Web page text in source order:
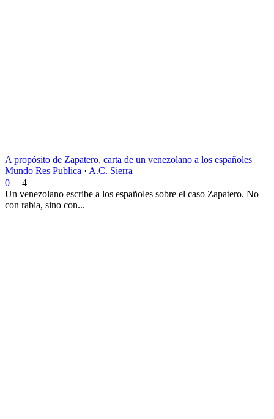
A propósito de Zapatero, carta de un venezolano a los españoles
Mundo Res Publica · A.C. Sierra
0
4
Un venezolano escribe a los españoles sobre el caso Zapatero. No
con rabia, sino con...